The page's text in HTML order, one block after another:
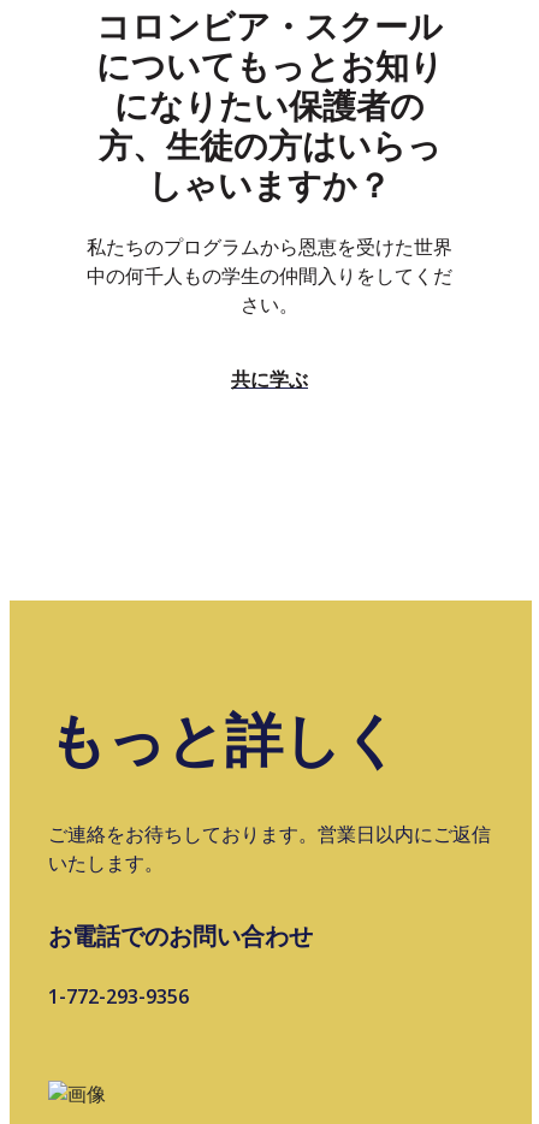
コロンビア・スクール
についてもっとお知り
になりたい保護者の
方、生徒の方はいらっ
しゃいますか？
私たちのプログラムから恩恵を受けた世界
中の何千人もの学生の仲間入りをしてくだ
さい。
共に学ぶ
もっと詳しく
ご連絡をお待ちしております。営業日以内にご返信
いたします。
お電話でのお問い合わせ
1-772-293-9356